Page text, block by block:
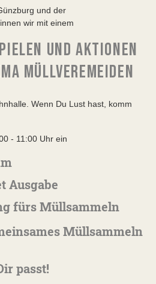
und der
wir mit einem
UND AKTIONEN
MÜLLVEREMEIDEN
Wenn Du Lust hast, komm
- 11:00 Uhr ein
Ausgabe
fürs Müllsammeln
Müllsammeln
passt!